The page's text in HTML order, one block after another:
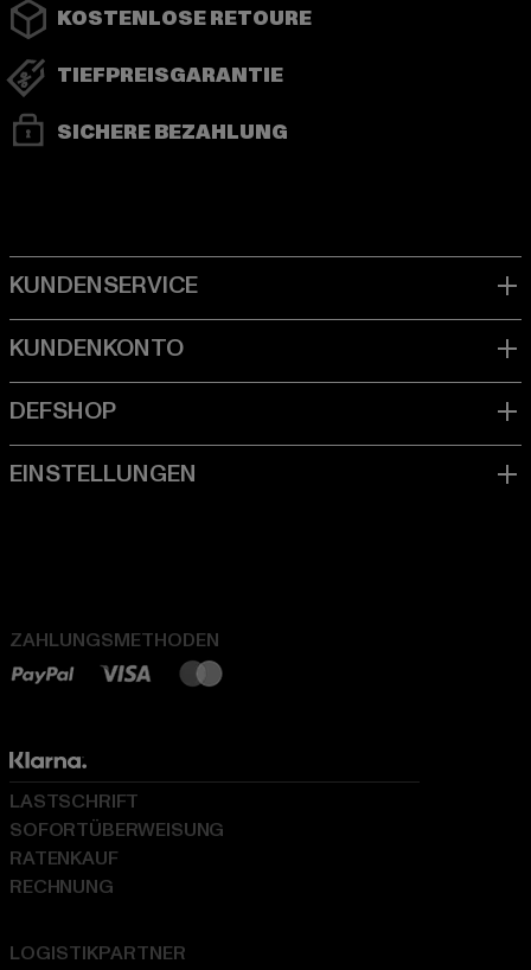
KOSTENLOSE RETOURE
TIEFPREISGARANTIE
SICHERE BEZAHLUNG
ZAHLUNGSMETHODEN
LOGISTIKPARTNER
LASTSCHRIFT
SOFORTÜBERWEISUNG
RATENKAUF
RECHNUNG